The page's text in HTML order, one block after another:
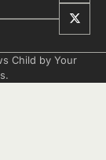
Child by Your
.